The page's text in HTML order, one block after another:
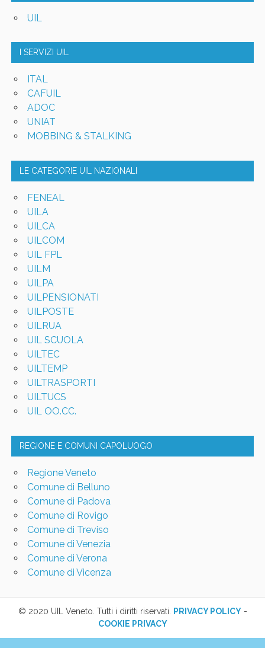
UIL
I SERVIZI UIL
ITAL
CAFUIL
ADOC
UNIAT
MOBBING & STALKING
LE CATEGORIE UIL NAZIONALI
FENEAL
UILA
UILCA
UILCOM
UIL FPL
UILM
UILPA
UILPENSIONATI
UILPOSTE
UILRUA
UIL SCUOLA
UILTEC
UILTEMP
UILTRASPORTI
UILTUCS
UIL OO.CC.
REGIONE E COMUNI CAPOLUOGO
Regione Veneto
Comune di Belluno
Comune di Padova
Comune di Rovigo
Comune di Treviso
Comune di Venezia
Comune di Verona
Comune di Vicenza
© 2020 UIL Veneto. Tutti i diritti riservati. PRIVACY POLICY-
COOKIE PRIVACY